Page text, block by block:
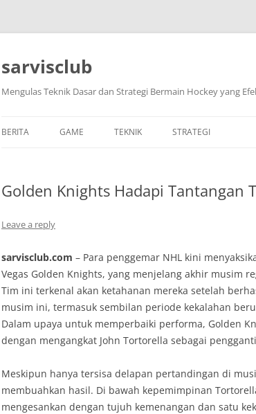
Skip
sarvisclub
Mengulas Teknik Dasar dan Strategi Bermain Hockey yang
BERITA GAME TEKNIK STRATEGI
Golden Knights Hadapi Tantangan
Leave a reply
sarvisclub.com – Para penggemar NHL kini
Vegas Golden Knights, yang menjelang akhir musim
Tim ini terkenal akan ketahanan mereka setelah
musim ini, termasuk sembilan periode kekalahan
Dalam upaya untuk memperbaiki performa, Golden
dengan mengangkat John Tortorella sebagai
Meskipun hanya tersisa delapan pertandingan di
membuahkan hasil. Di bawah kepemimpinan
mengesankan dengan tujuh kemenangan dan satu